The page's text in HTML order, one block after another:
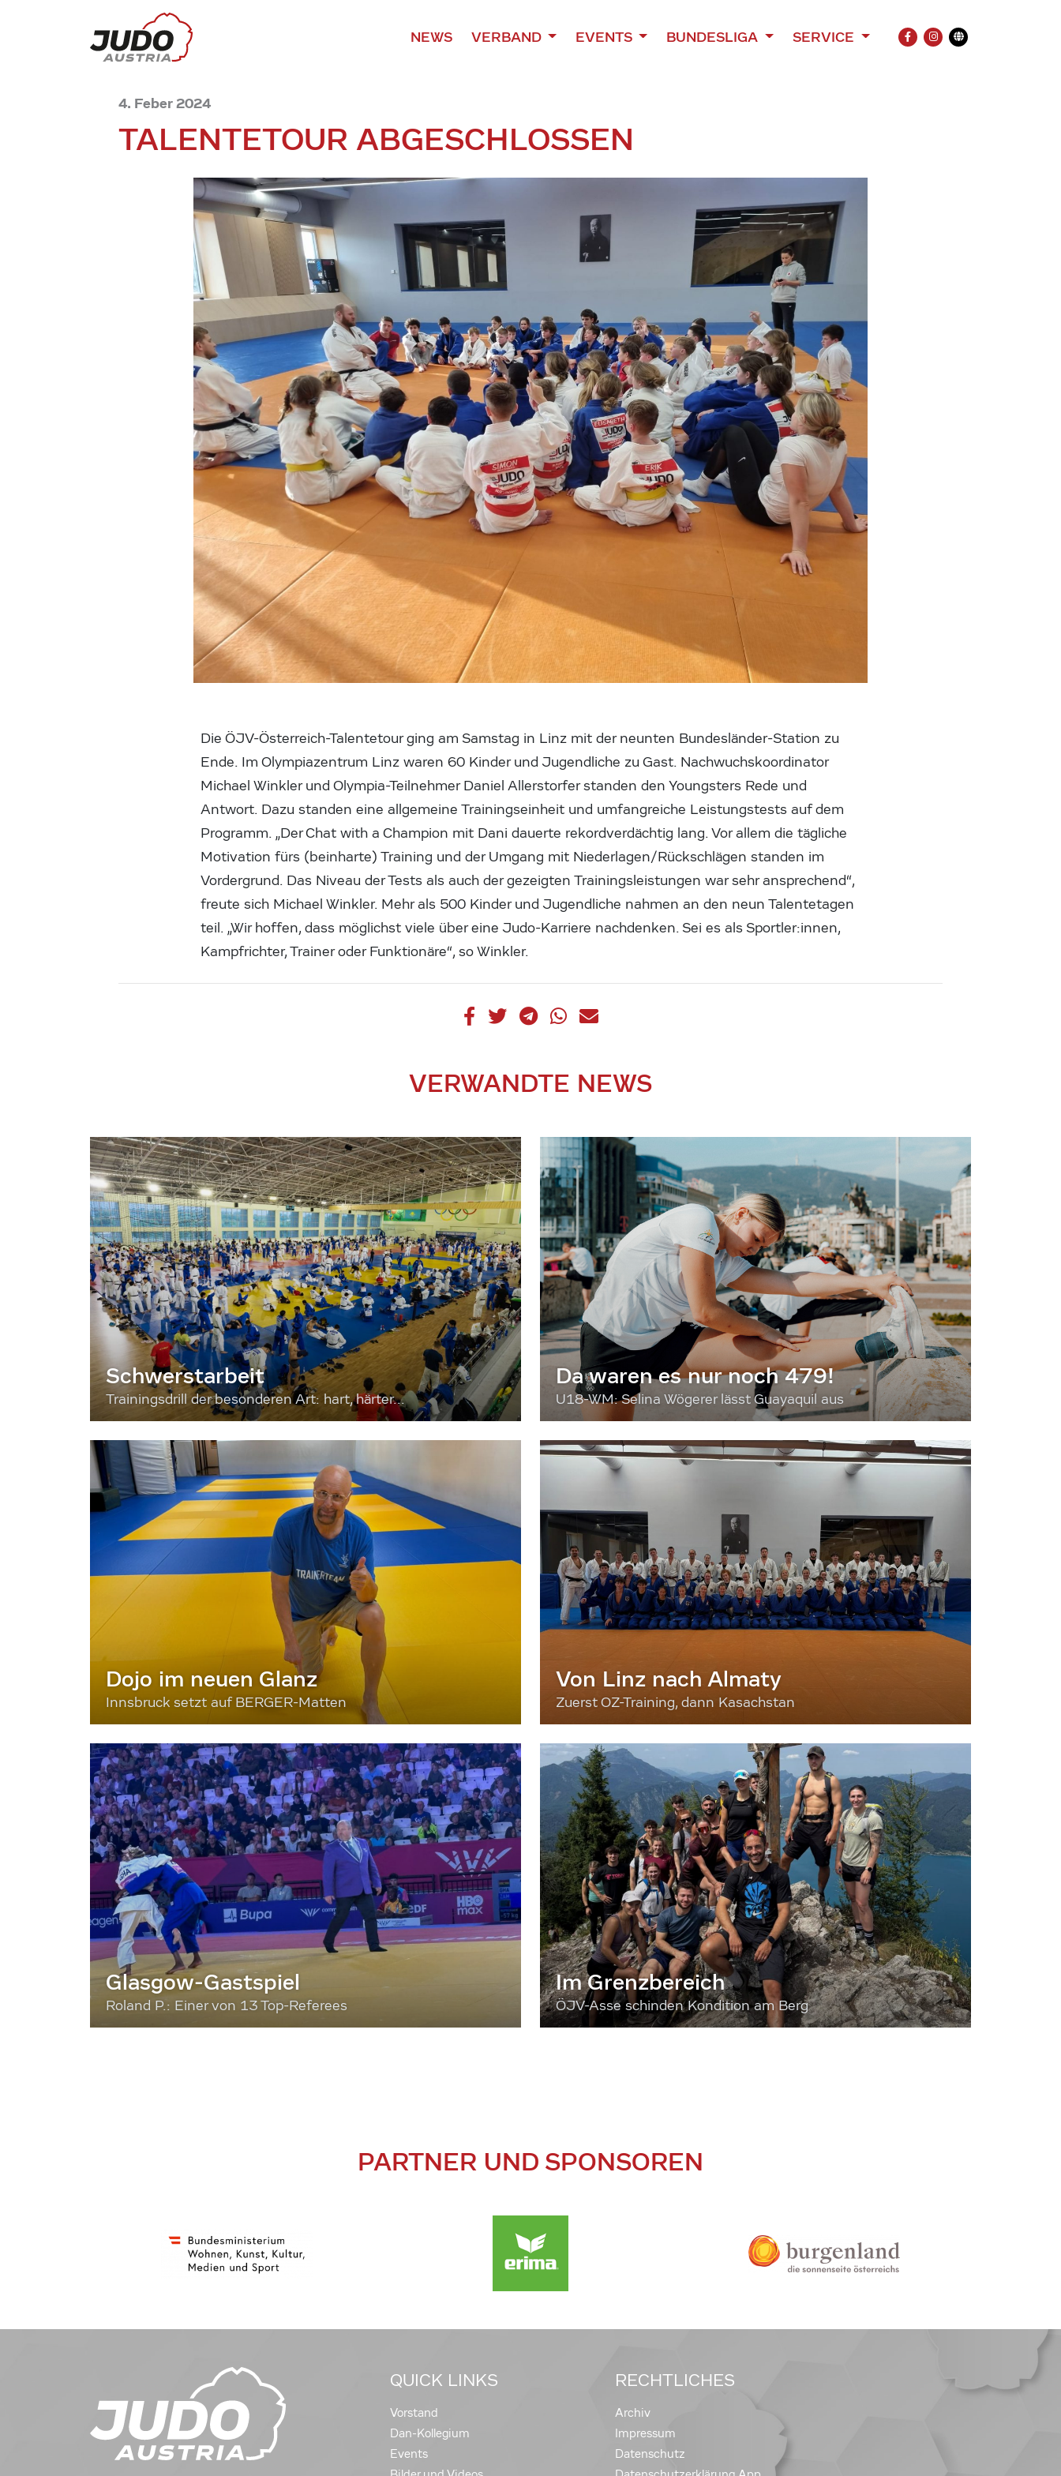
NEWS VERBAND EVENTS BUNDESLIGA SERVICE
FACEBOOK
INSTAGRAM
Übersetzung
4. Feber 2024
TALENTETOUR ABGESCHLOSSEN
Die ÖJV-Österreich-Talentetour ging am Samstag in Linz mit der neunten Bundesländer-Station zu
Ende. Im Olympiazentrum Linz waren 60 Kinder und Jugendliche zu Gast. Nachwuchskoordinator
Michael Winkler und Olympia-Teilnehmer Daniel Allerstorfer standen den Youngsters Rede und
Antwort. Dazu standen eine allgemeine Trainingseinheit und umfangreiche Leistungstests auf dem
Programm. „Der Chat with a Champion mit Dani dauerte rekordverdächtig lang. Vor allem die tägliche
Motivation fürs (beinharte) Training und der Umgang mit Niederlagen/Rückschlägen standen im
Vordergrund. Das Niveau der Tests als auch der gezeigten Trainingsleistungen war sehr ansprechend“,
freute sich Michael Winkler. Mehr als 500 Kinder und Jugendliche nahmen an den neun Talentetagen
teil. „Wir hoffen, dass möglichst viele über eine Judo-Karriere nachdenken. Sei es als Sportler:innen,
Kampfrichter, Trainer oder Funktionäre“, so Winkler.
VERWANDTE NEWS
Schwerstarbeit
Trainingsdrill der besonderen Art: hart, härter...
Da waren es nur noch 479!
U18-WM: Selina Wögerer lässt Guayaquil aus
Dojo im neuen Glanz
Innsbruck setzt auf BERGER-Matten
Von Linz nach Almaty
Zuerst OZ-Training, dann Kasachstan
Glasgow-Gastspiel
Roland P.: Einer von 13 Top-Referees
Im Grenzbereich
ÖJV-Asse schinden Kondition am Berg
PARTNER UND SPONSOREN
QUICK LINKS
Vorstand
Dan-Kollegium
Events
RECHTLICHES
Archiv
Impressum
Datenschutz